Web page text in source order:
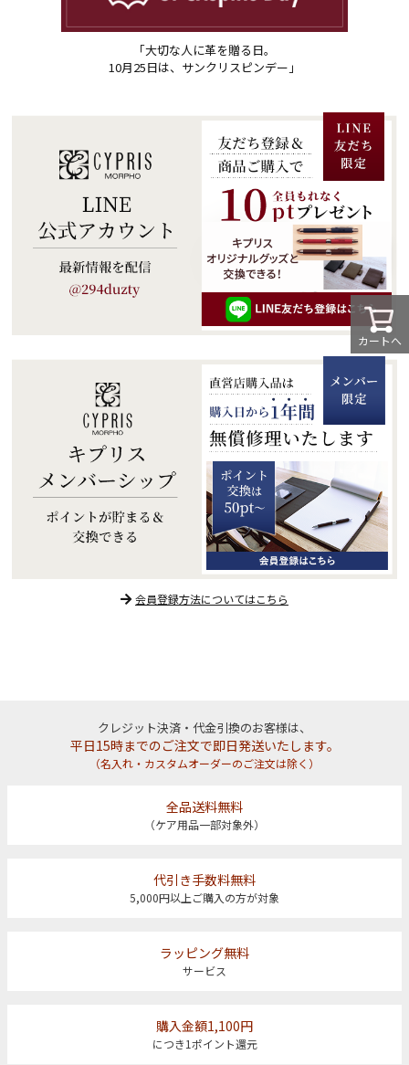
カートへ
「大切な人に革を贈る日。
10月25日は、サンクリスピンデー」
会員登録方法についてはこちら
クレジット決済・代金引換のお客様は、
平日15時までのご注文で即日発送いたします。
（名入れ・カスタムオーダーのご注文は除く）
全品送料無料
（ケア用品一部対象外）
代引き手数料無料
5,000円以上ご購入の方が対象
ラッピング無料
サービス
購入金額1,100円
につき1ポイント還元